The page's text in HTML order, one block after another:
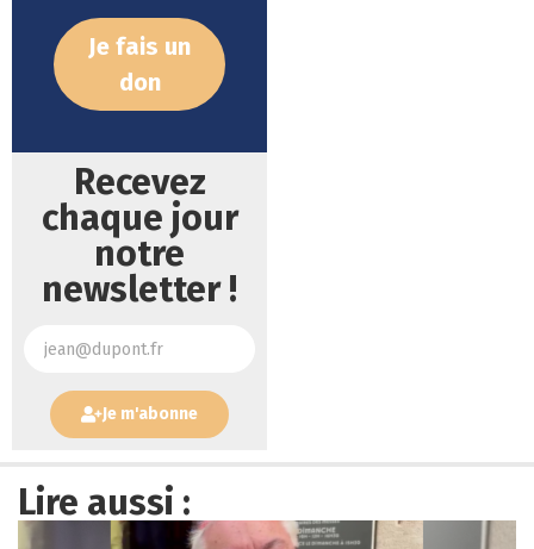
Je fais un
don
Recevez
chaque jour
notre
newsletter !
Je m'abonne
Lire aussi :